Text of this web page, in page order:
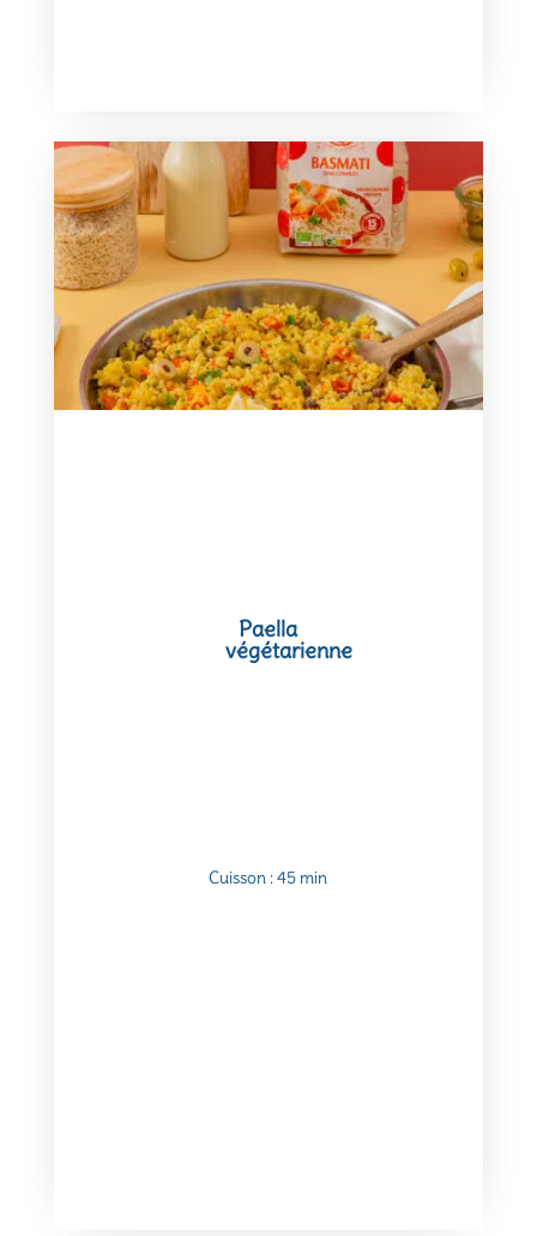
Paella
végétarienne
Cuisson : 45 min